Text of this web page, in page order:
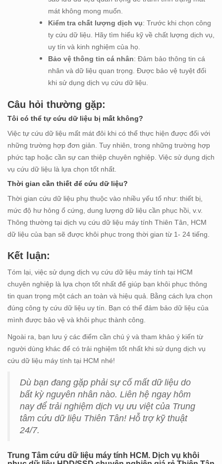
mát không mong muốn.
Kiểm tra chất lượng dịch vụ: Trước khi chọn công
ty cứu dữ liệu. Hãy tìm hiểu kỹ về chất lượng dịch vụ,
uy tín và kinh nghiệm của họ.
Bảo vệ thông tin cá nhân: Đảm bảo thông tin cá
nhân và dữ liệu quan trọng. Được bảo vệ tuyệt đối
khi sử dụng dịch vụ cứu dữ liệu.
Câu hỏi thường gặp:
Tôi có thể tự cứu dữ liệu bị mất không?
Việc tự cứu dữ liệu mất mát đôi khi có thể thực hiện được đối với
những trường hợp đơn giản. Tuy nhiên, trong những trường hợp
phức tạp hoặc cần sự can thiệp chuyên nghiệp. Việc sử dụng dịch
vụ cứu dữ liệu là lựa chọn tốt nhất.
Thời gian cần thiết để cứu dữ liệu?
Thời gian cứu dữ liệu phụ thuộc vào nhiều yếu tố như: thiết bị,
mức độ hư hỏng ổ cứng, dung lượng dữ liệu cần phục hồi, v.v.
Thông thường tại dịch vụ cứu dữ liệu máy tính Thiên Tân, HCM
dữ liệu của bạn sẽ được khôi phục trong thời gian từ 1- 24 tiếng.
Kết luận:
Tóm lại, việc sử dụng dịch vụ cứu dữ liệu máy tính tại HCM
chuyên nghiệp là lựa chọn tốt nhất để giúp bạn khôi phục thông
tin quan trọng một cách an toàn và hiệu quả. Bằng cách lựa chọn
đúng công ty cứu dữ liệu uy tín. Bạn có thể đảm bảo dữ liệu của
mình được bảo vệ và khôi phục thành công.
Ngoài ra, bạn lưu ý các điểm cần chú ý và tham khảo ý kiến từ
người dùng khác để có trải nghiệm tốt nhất khi sử dụng dịch vụ
cứu dữ liệu máy tính tại HCM nhé!
Dù bạn đang gặp phải sự cố mất dữ liệu do
bất kỳ nguyên nhân nào. Liên hệ ngay hôm
nay để trải nghiệm dịch vụ ưu việt của Trung
tâm cứu dữ liệu Thiên Tân! Hỗ trợ kỹ thuật
24/7.
Trung Tâm cứu dữ liệu máy tính HCM. Dịch vụ khôi